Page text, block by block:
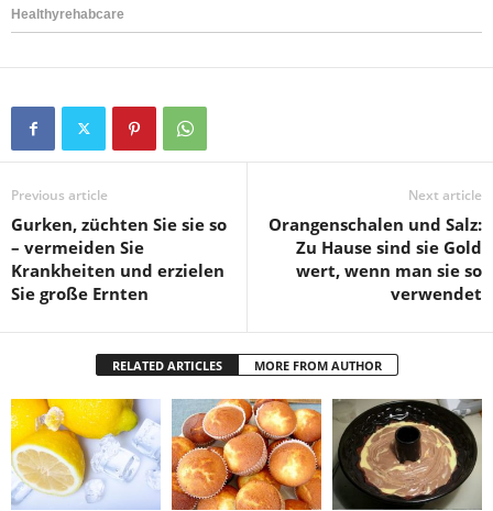
Previous article
Gurken, züchten Sie sie so
– vermeiden Sie
Krankheiten und erzielen
Sie große Ernten
Next article
Orangenschalen und Salz:
Zu Hause sind sie Gold
wert, wenn man sie so
verwendet
RELATED ARTICLES MORE FROM AUTHOR